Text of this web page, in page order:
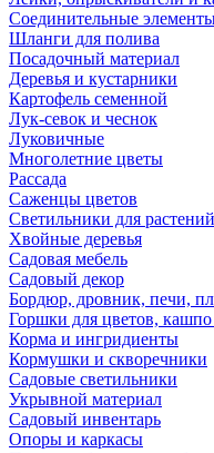
Соединительные
Шланги для полива
Посадочный материал
Деревья и кустарники
Картофель семенной
Лук-севок и чеснок
Луковичные
Многолетние цветы
Рассада
Саженцы цветов
Светильники для растений
Хвойные деревья
Садовая мебель
Садовый декор
Бордюр, дровник, печи,
Горшки для цветов,
Корма и ингридиенты
Кормушки и скворечники
Садовые светильники
Укрывной материал
Садовый инвентарь
Опоры и каркасы